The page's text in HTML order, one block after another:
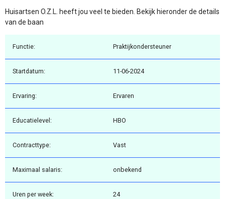
Huisartsen O.Z.L. heeft jou veel te bieden. Bekijk hieronder de details
van de baan
Functie: Praktijkondersteuner
Startdatum: 11-06-2024
Ervaring: Ervaren
Educatielevel: HBO
Contracttype: Vast
Maximaal salaris: onbekend
Uren per week: 24